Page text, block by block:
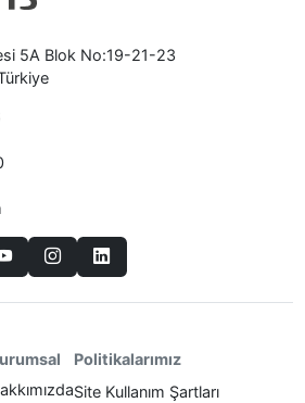
5A Blok No:19-21-23
Politikalarımız
Site Kullanım Şartları